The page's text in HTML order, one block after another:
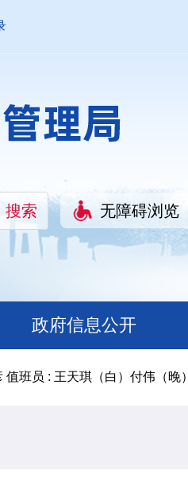
无障碍浏览
政府信息公开
值班员 : 王天琪（白）付伟（晚）